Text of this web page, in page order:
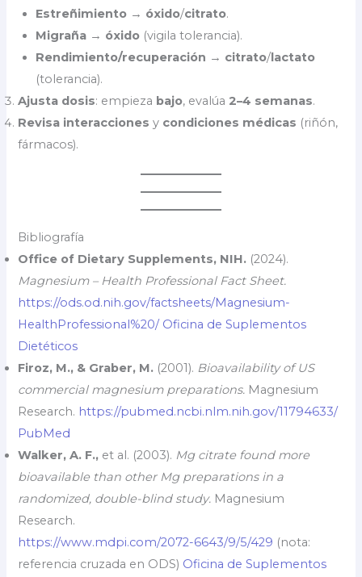
Estreñimiento → óxido/citrato.
Migraña → óxido (vigila tolerancia).
Rendimiento/recuperación → citrato/lactato
(tolerancia).
Ajusta dosis: empieza bajo, evalúa 2–4 semanas.
Revisa interacciones y condiciones médicas (riñón,
fármacos).
Bibliografía
Office of Dietary Supplements, NIH. (2024).
Magnesium – Health Professional Fact Sheet.
https://ods.od.nih.gov/factsheets/Magnesium-
HealthProfessional%20/ Oficina de Suplementos
Dietéticos
Firoz, M., & Graber, M. (2001). Bioavailability of US
commercial magnesium preparations. Magnesium
Research. https://pubmed.ncbi.nlm.nih.gov/11794633/
PubMed
Walker, A. F., et al. (2003). Mg citrate found more
bioavailable than other Mg preparations in a
randomized, double-blind study. Magnesium
Research.
https://www.mdpi.com/2072-6643/9/5/429 (nota:
referencia cruzada en ODS) Oficina de Suplementos